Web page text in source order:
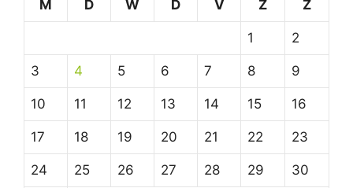
M
D W D V Z Z
1 2
3 4 5 6 7 8 9
10 11 12 13 14 15 16
17 18 19 20 21 22 23
24 25 26 27 28 29 30